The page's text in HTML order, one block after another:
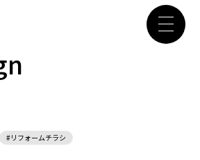
#リフォームチラシ